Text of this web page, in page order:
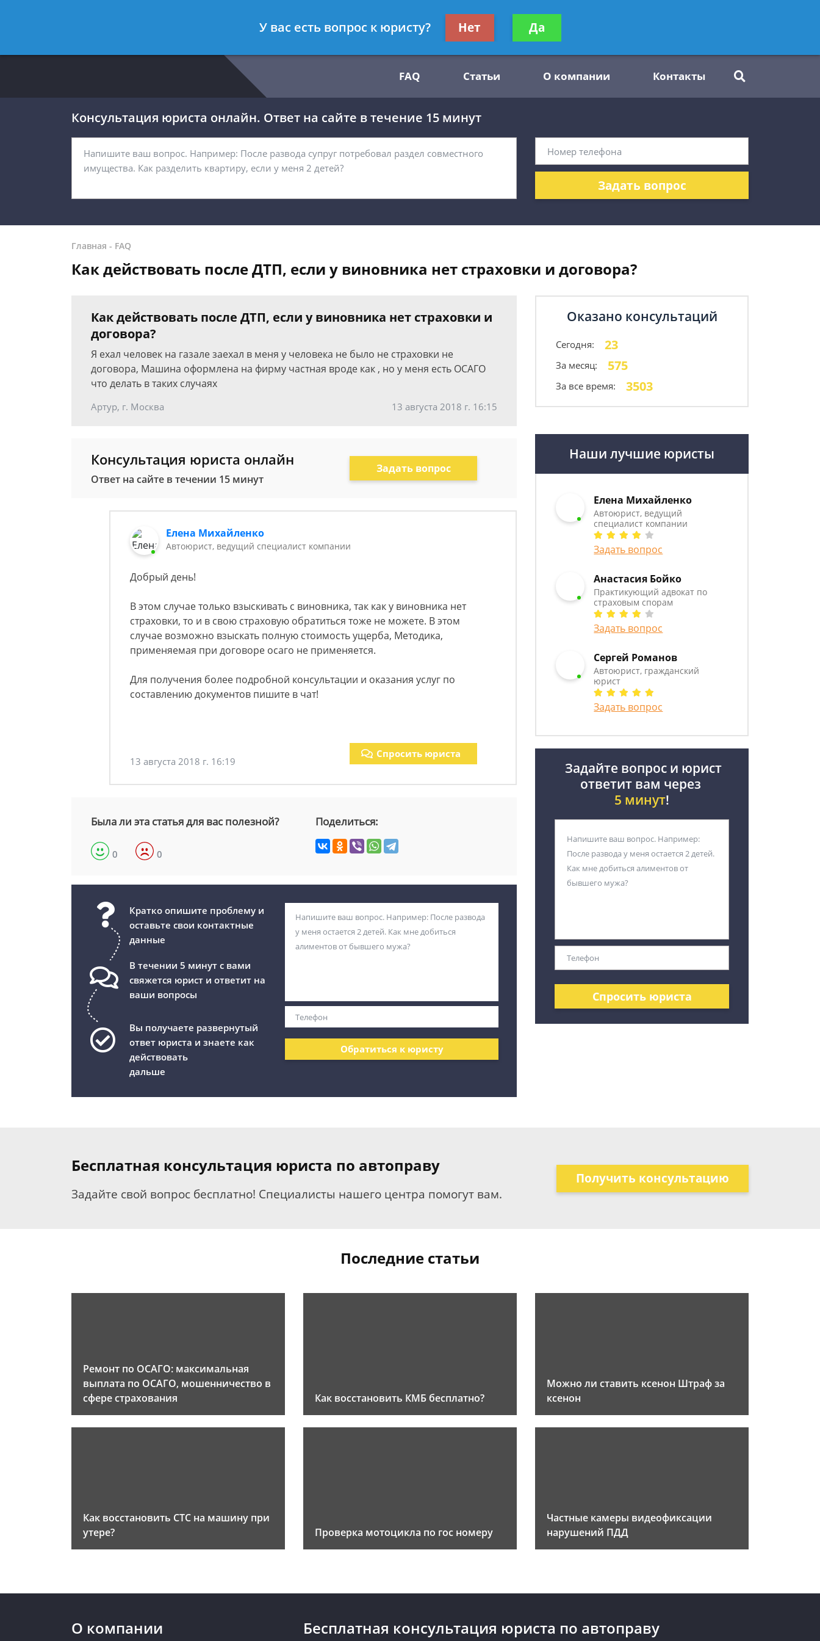
8 812 467-32-54
Получите консультацию
бесплатно
FAQ Статьи О компании Контакты
Консультация юриста онлайн. Ответ на сайте в течение 15 минут
Задать вопрос
Главная - FAQ
Как действовать после ДТП, если у виновника нет страховки и договора?
Как действовать после ДТП, если у виновника нет страховки и
договора?
Я ехал человек на газале заехал в меня у человека не было не страховки не
договора, Машина оформлена на фирму частная вроде как , но у меня есть ОСАГО
что делать в таких случаях
Артур, г. Москва 13 августа 2018 г. 16:15
Консультация юриста онлайн
Ответ на сайте в течении 15 минут
Задать вопрос
Елена Михайленко
Автоюрист, ведущий специалист компании
Добрый день!
В этом случае только взыскивать с виновника, так как у виновника нет
страховки, то и в свою страховую обратиться тоже не можете. В этом
случае возможно взыскать полную стоимость ущерба, Методика,
применяемая при договоре осаго не применяется.
Для получения более подробной консультации и оказания услуг по
составлению документов пишите в чат!
13 августа 2018 г. 16:19
Спросить юриста
Была ли эта статья для вас полезной?
0 0
Поделиться:
Кратко опишите проблему и
оставьте свои контактные
данные
В течении 5 минут с вами
свяжется юрист и ответит на
ваши вопросы
Вы получаете развернутый
ответ юриста и знаете как
действовать
дальше
Обратиться к юристу
Оказано консультаций
Сегодня: 23
За месяц: 575
За все время: 3503
Наши лучшие юристы
Елена Михайленко
Автоюрист, ведущий
специалист компании
Задать вопрос
Анастасия Бойко
Практикующий адвокат по
страховым спорам
Задать вопрос
Сергей Романов
Автоюрист, гражданский
юрист
Задать вопрос
Задайте вопрос и юрист
ответит вам через
5 минут!
Спросить юриста
Бесплатная консультация юриста по автоправу
Задайте свой вопрос бесплатно! Специалисты нашего центра помогут вам.
Получить консультацию
Последние статьи
Ремонт по ОСАГО: максимальная
выплата по ОСАГО, мошенничество в
сфере страхования
Как восстановить КМБ бесплатно?
Можно ли ставить ксенон Штраф за
ксенон
Как восстановить СТС на машину при
утере?
Проверка мотоцикла по гос номеру
Частные камеры видеофиксации
нарушений ПДД
О компании Бесплатная консультация юриста по автоправу
У вас есть вопрос к юристу? Нет Да